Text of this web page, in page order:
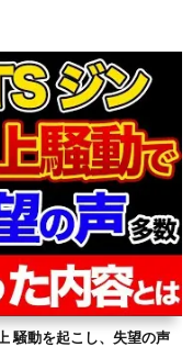
騒動を起こし、失望の声